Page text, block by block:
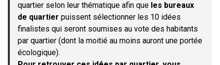
quartier selon leur thématique afin que les bureaux
de quartier puissent sélectionner les 10 idées
finalistes qui seront soumises au vote des habitants
par quartier (dont la moitié au moins auront une portée
écologique).